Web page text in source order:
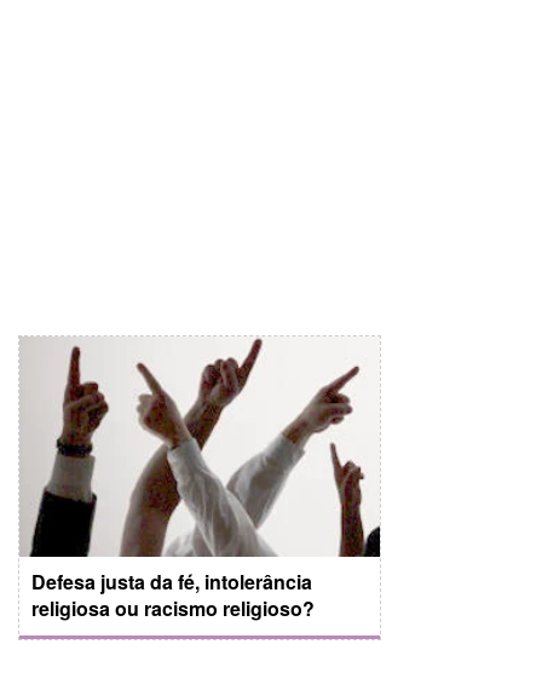
Defesa justa da fé, intolerância
religiosa ou racismo religioso?